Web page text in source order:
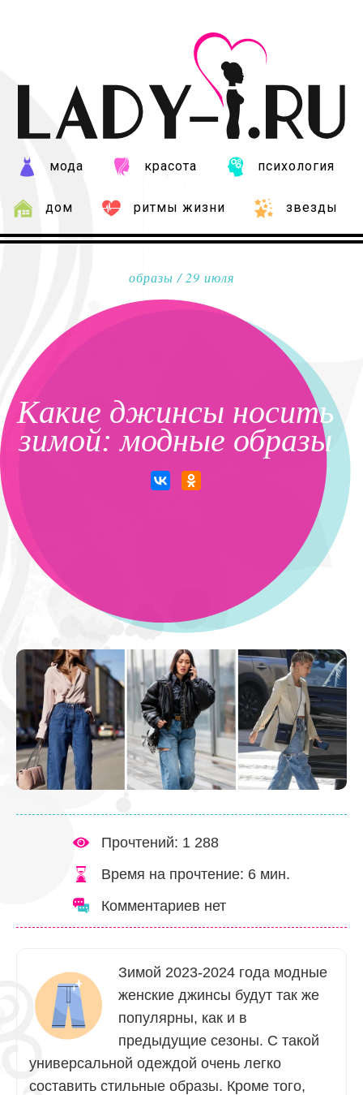
мода красота психология
дом ритмы жизни звезды
образы / 29 июля
Какие джинсы носить
зимой: модные образы
Прочтений: 1 288
Время на прочтение: 6 мин.
Комментариев нет
Зимой 2023-2024 года модные
женские джинсы будут так же
популярны, как и в
предыдущие сезоны. С такой
универсальной одеждой очень легко
составить стильные образы. Кроме того,